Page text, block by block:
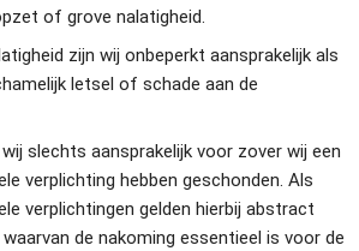
of grove nalatigheid.
zijn wij onbeperkt aansprakelijk als
letsel of schade aan de
slechts aansprakelijk voor zover wij een
verplichting hebben geschonden. Als
verplichtingen gelden hierbij abstract
de nakoming essentieel is voor de